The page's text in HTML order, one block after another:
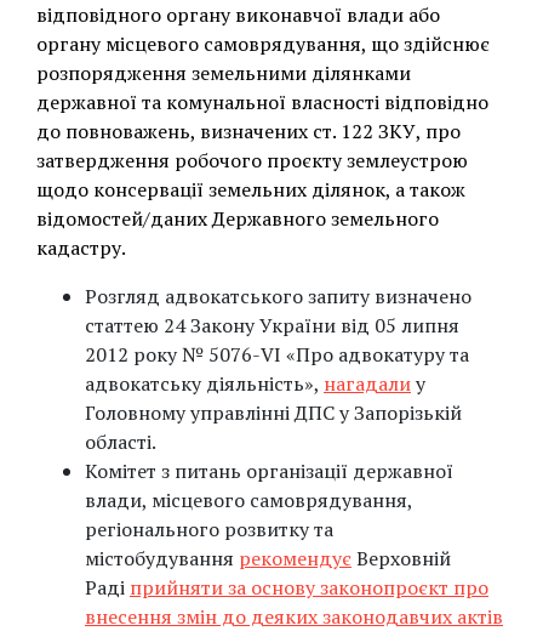
відповідного органу виконавчої влади або
органу місцевого самоврядування, що здійснює
розпорядження земельними ділянками
державної та комунальної власності відповідно
до повноважень, визначених ст. 122 ЗКУ, про
затвердження робочого проєкту землеустрою
щодо консервації земельних ділянок, а також
відомостей/даних Державного земельного
кадастру.
Розгляд адвокатського запиту визначено
статтею 24 Закону України від 05 липня
2012 року № 5076-VI «Про адвокатуру та
адвокатську діяльність», нагадалиу
Головному управлінні ДПС у Запорізькій
області.
Комітет з питань організації державної
влади, місцевого самоврядування,
регіонального розвитку та
містобудування рекомендуєВерховній
Раді прийняти за основу законопроєкт про
внесення змін до деяких законодавчих актів